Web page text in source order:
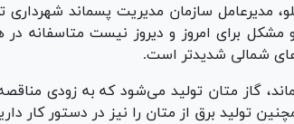
برای امروز و دیروز نیست متاسفانه
شمالی شدیدتر است.
گاز متان تولید می‌شود که به زودی
تولید برق از متان را نیز در دستور کار